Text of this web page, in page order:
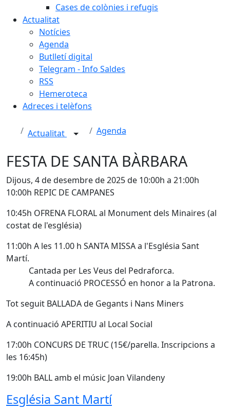
Cases de colònies i refugis
Actualitat
Notícies
Agenda
Butlletí digital
Telegram - Info Saldes
RSS
Hemeroteca
Adreces i telèfons
Actualitat Agenda
FESTA DE SANTA BÀRBARA
Dijous, 4 de desembre de 2025 de 10:00h a 21:00h
10:00h REPIC DE CAMPANES
10:45h OFRENA FLORAL al Monument dels Minaires (al
costat de l'església)
11:00h A les 11.00 h SANTA MISSA a l'Església Sant
Martí.
Cantada per Les Veus del Pedraforca.
A continuació PROCESSÓ en honor a la Patrona.
Tot seguit BALLADA de Gegants i Nans Miners
A continuació APERITIU al Local Social
17:00h CONCURS DE TRUC (15€/parella. Inscripcions a
les 16:45h)
19:00h BALL amb el músic Joan Vilandeny
Església Sant Martí